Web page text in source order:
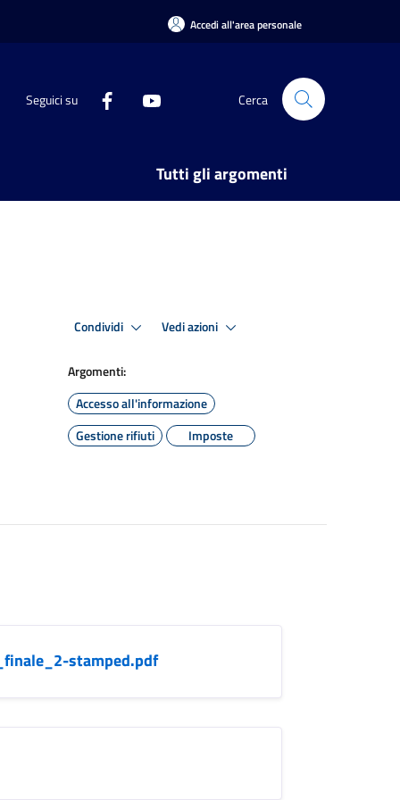
Accedi all'area personale
Seguici su Cerca
Tutti gli argomenti
Condividi Vedi azioni
Argomenti:
Accesso all'informazione
Gestione rifiuti
Imposte
stamped.pdf